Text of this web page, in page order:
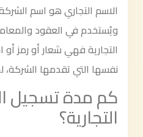
الاسم التجاري هو اسم
ويُستخدم في العقود
التجارية فهي شعار أو رمز
نفسها التي تقدمها الشركة،
كم مدة تسجيل
التجارية؟